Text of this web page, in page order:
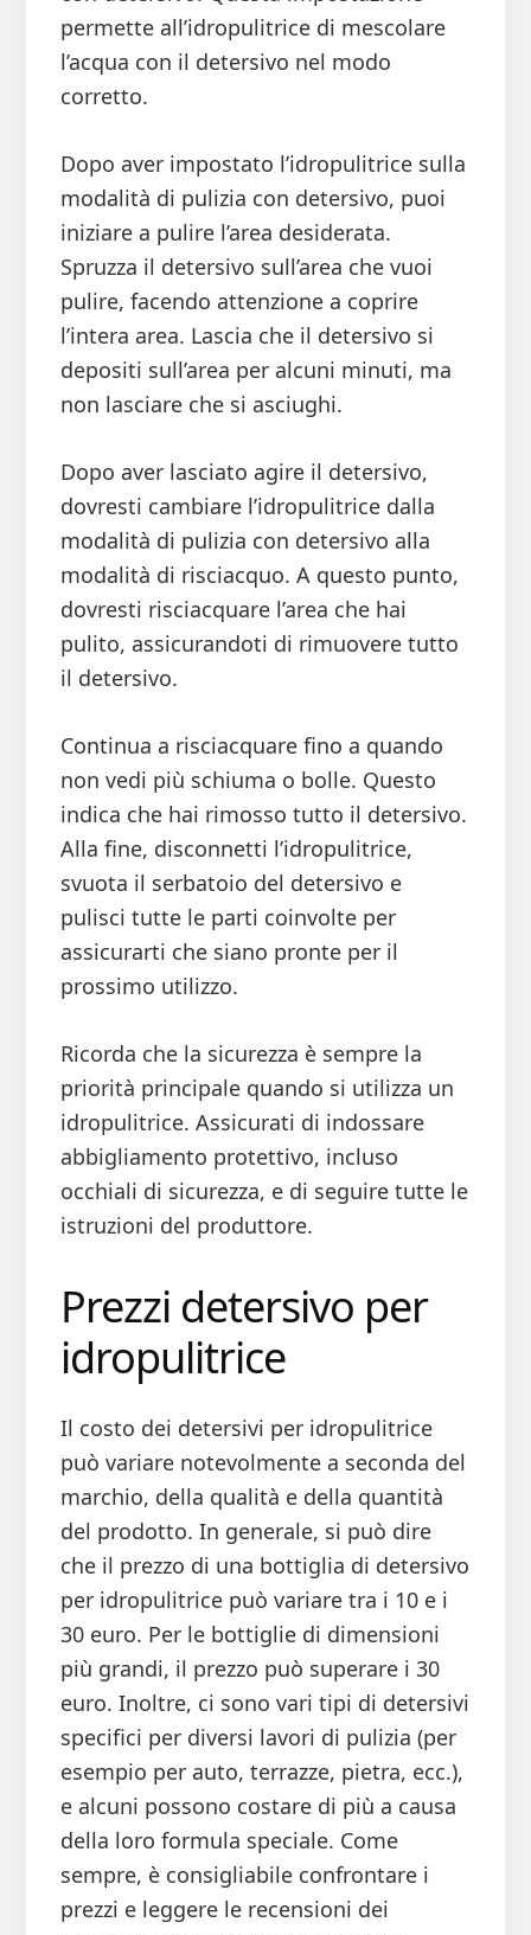
permette all’idropulitrice di mescolare
l’acqua con il detersivo nel modo
corretto.
Dopo aver impostato l’idropulitrice sulla
modalità di pulizia con detersivo, puoi
iniziare a pulire l’area desiderata.
Spruzza il detersivo sull’area che vuoi
pulire, facendo attenzione a coprire
l’intera area. Lascia che il detersivo si
depositi sull’area per alcuni minuti, ma
non lasciare che si asciughi.
Dopo aver lasciato agire il detersivo,
dovresti cambiare l’idropulitrice dalla
modalità di pulizia con detersivo alla
modalità di risciacquo. A questo punto,
dovresti risciacquare l’area che hai
pulito, assicurandoti di rimuovere tutto
il detersivo.
Continua a risciacquare fino a quando
non vedi più schiuma o bolle. Questo
indica che hai rimosso tutto il detersivo.
Alla fine, disconnetti l’idropulitrice,
svuota il serbatoio del detersivo e
pulisci tutte le parti coinvolte per
assicurarti che siano pronte per il
prossimo utilizzo.
Ricorda che la sicurezza è sempre la
priorità principale quando si utilizza un
idropulitrice. Assicurati di indossare
abbigliamento protettivo, incluso
occhiali di sicurezza, e di seguire tutte le
istruzioni del produttore.
Prezzi detersivo per
idropulitrice
Il costo dei detersivi per idropulitrice
può variare notevolmente a seconda del
marchio, della qualità e della quantità
del prodotto. In generale, si può dire
che il prezzo di una bottiglia di detersivo
per idropulitrice può variare tra i 10 e i
30 euro. Per le bottiglie di dimensioni
più grandi, il prezzo può superare i 30
euro. Inoltre, ci sono vari tipi di detersivi
specifici per diversi lavori di pulizia (per
esempio per auto, terrazze, pietra, ecc.),
e alcuni possono costare di più a causa
della loro formula speciale. Come
sempre, è consigliabile confrontare i
prezzi e leggere le recensioni dei